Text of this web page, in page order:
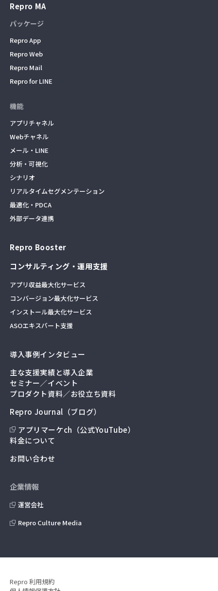
Repro MA
パッケージ
Repro App
Repro Web
Repro Mail
Repro for LINE
機能
アプリチャネル
Webチャネル
メール・LINE
分析・可視化
シナリオ
リアルタイムセグメンテーション
最適化・PDCA
外部データ連携
Repro Booster
コンサルティング・運用支援
アプリ収益最大化サービス
コンバージョン最大化サービス
インストール最大化サービス
ASOエキスパート支援
導入事例インタビュー
主な支援実績と導入企業
セミナー／イベント
プロダクト資料／お役立ち資料
Repro Journal（ブログ）
アプリマーケch（公式YouTube）
料金について
お問い合わせ
企業情報
運営会社
Repro Culture Media
Repro 利用規約